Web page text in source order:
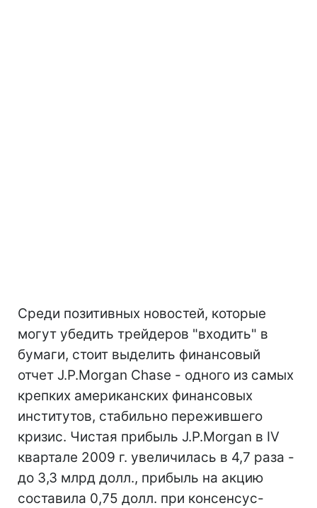
Среди позитивных новостей, которые
могут убедить трейдеров "входить" в
бумаги, стоит выделить финансовый
отчет J.P.Morgan Chase - одного из самых
крепких американских финансовых
институтов, стабильно пережившего
кризис. Чистая прибыль J.P.Morgan в IV
квартале 2009 г. увеличилась в 4,7 раза -
до 3,3 млрд долл., прибыль на акцию
составила 0,75 долл. при консенсус-